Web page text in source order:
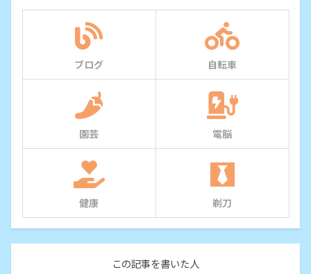
ブログ 自転車
園芸 電脳
健康 剃刀
この記事を書いた人